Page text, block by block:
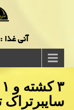
آنی غذا
سایبرتراک